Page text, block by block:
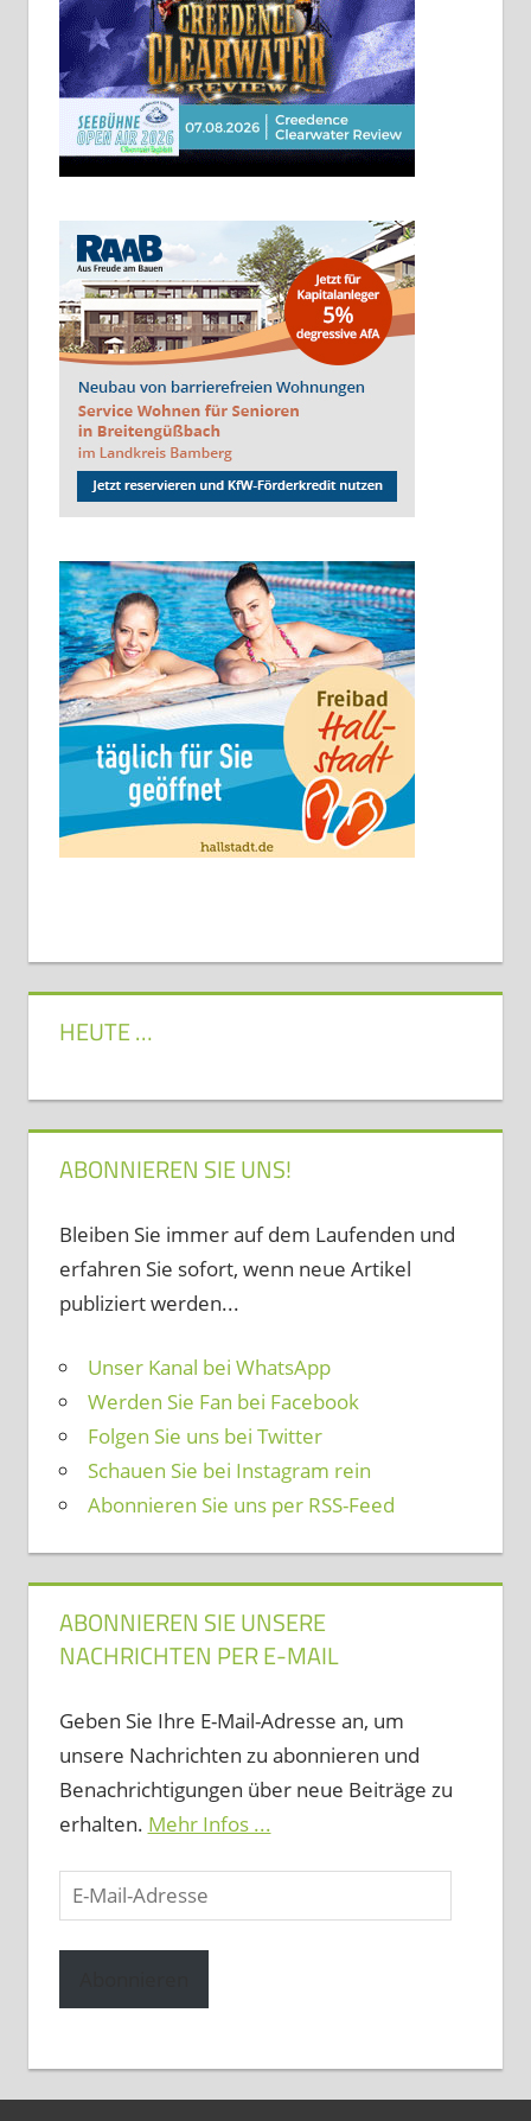
HEUTE …
ABONNIEREN SIE UNS!
Bleiben Sie immer auf dem Laufenden und
erfahren Sie sofort, wenn neue Artikel
publiziert werden...
Unser Kanal bei WhatsApp
Werden Sie Fan bei Facebook
Folgen Sie uns bei Twitter
Schauen Sie bei Instagram rein
Abonnieren Sie uns per RSS-Feed
ABONNIEREN SIE UNSERE
NACHRICHTEN PER E-MAIL
Geben Sie Ihre E-Mail-Adresse an, um
unsere Nachrichten zu abonnieren und
Benachrichtigungen über neue Beiträge zu
erhalten. Mehr Infos ...
E-
Mail-
Adresse